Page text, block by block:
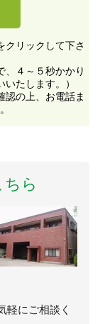
クリックして下さ
、４～５秒かかり
たします。）
認の上、お電話ま
ら
軽にご相談く